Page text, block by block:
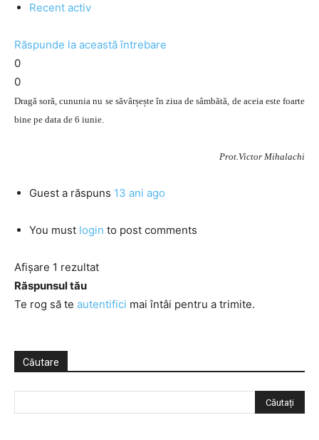
Recent activ
Răspunde la această întrebare
0
0
Dragă soră, cununia nu se săvârșește în ziua de sâmbătă, de aceia este foarte
bine pe data de 6 iunie.
Prot.Victor Mihalachi
Guest a răspuns 13 ani ago
You must login to post comments
Afișare 1 rezultat
Răspunsul tău
Te rog să te autentifici mai întâi pentru a trimite.
Căutare